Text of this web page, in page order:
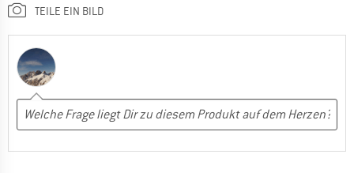
TEILE EIN BILD